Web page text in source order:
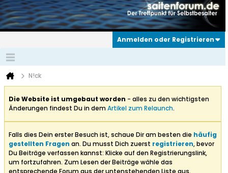
Anmelden oder Registrieren
N!ck
Die Website ist umgebaut worden - alles zu den wichtigsten
Änderungen findest Du in demArtikel zum Relaunch.
Falls dies Dein erster Besuch ist, schaue Dir am besten die häufig
gestellten Fragen an. Du musst Dich zuerst registrieren, bevor
Du Beiträge verfassen kannst: Klicke auf den Registrierungslink,
um fortzufahren. Zum Lesen der Beiträge wähle das